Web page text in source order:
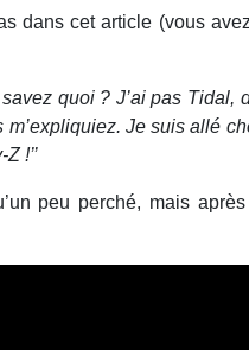
dans cet article (vous
quoi ? J’ai pas Tidal,
Je suis allé
!’’
peu perché, mais après